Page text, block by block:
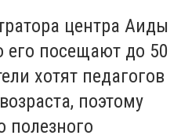
центра Аиды
его посещают до 50
хотят педагогов
поэтому
полезного